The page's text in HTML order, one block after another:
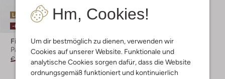
Hm, Cookies!
Um dir bestmöglich zu dienen, verwenden wir
Cookies auf unserer Website. Funktionale und
analytische Cookies sorgen dafür, dass die Website
ordnungsgemäß funktioniert und kontinuierlich
Letzter Artikel
-60%
Fiveunits
Pantalon
€ 119,95 € 47,99